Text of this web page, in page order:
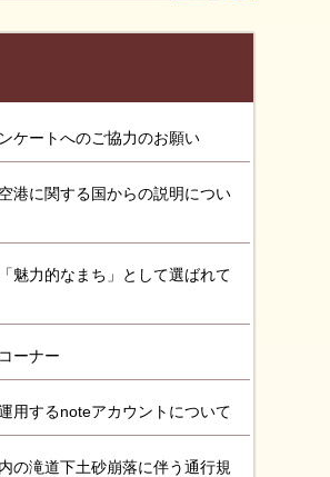
ケートへのご協力のお願い
港に関する国からの説明につい
魅力的なまち」として選ばれて
ーナー
用するnoteアカウントについて
の滝道下土砂崩落に伴う通行規